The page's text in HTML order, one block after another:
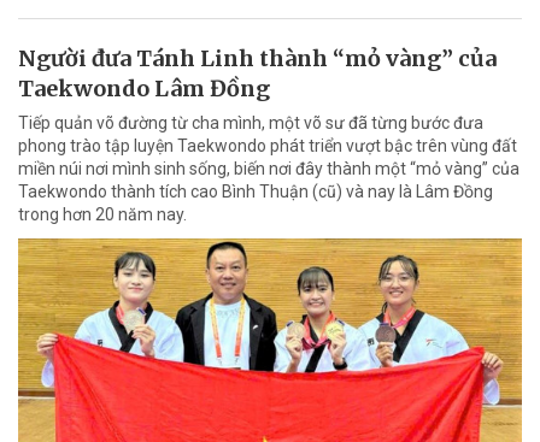
Người đưa Tánh Linh thành “mỏ vàng” của
Taekwondo Lâm Đồng
Tiếp quản võ đường từ cha mình, một võ sư đã từng bước đưa
phong trào tập luyện Taekwondo phát triển vượt bậc trên vùng đất
miền núi nơi mình sinh sống, biến nơi đây thành một “mỏ vàng” của
Taekwondo thành tích cao Bình Thuận (cũ) và nay là Lâm Đồng
trong hơn 20 năm nay.